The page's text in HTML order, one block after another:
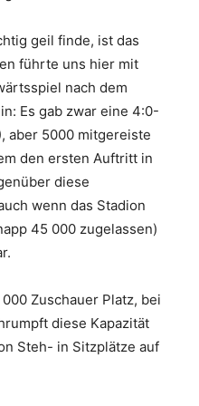
geil finde, ist das
führte uns hier mit
nach dem
Es gab zwar eine 4:0-
aber 5000 mitgereiste
den ersten Auftritt in
diese
wenn das Stadion
45 000 zugelassen)
Zuschauer Platz, bei
diese Kapazität
Steh- in Sitzplätze auf